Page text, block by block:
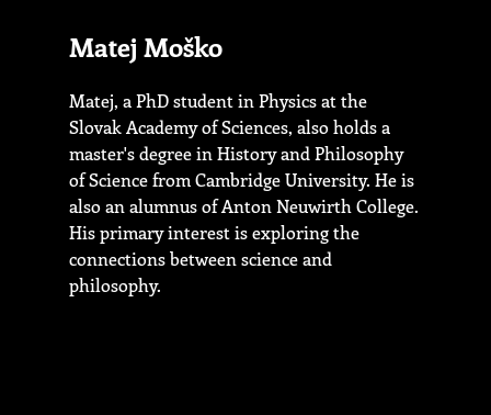
Matej Moško
Matej, a PhD student in Physics at the
Slovak Academy of Sciences, also holds a
master's degree in History and Philosophy
of Science from Cambridge University. He is
also an alumnus of Anton Neuwirth College.
His primary interest is exploring the
connections between science and
philosophy.